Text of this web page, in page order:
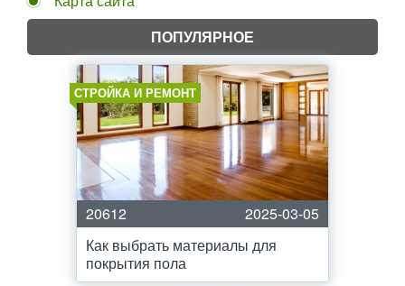
ПОПУЛЯРНОЕ
СТРОЙКА И РЕМОНТ
20612
2025-03-05
Как выбрать материалы для
покрытия пола